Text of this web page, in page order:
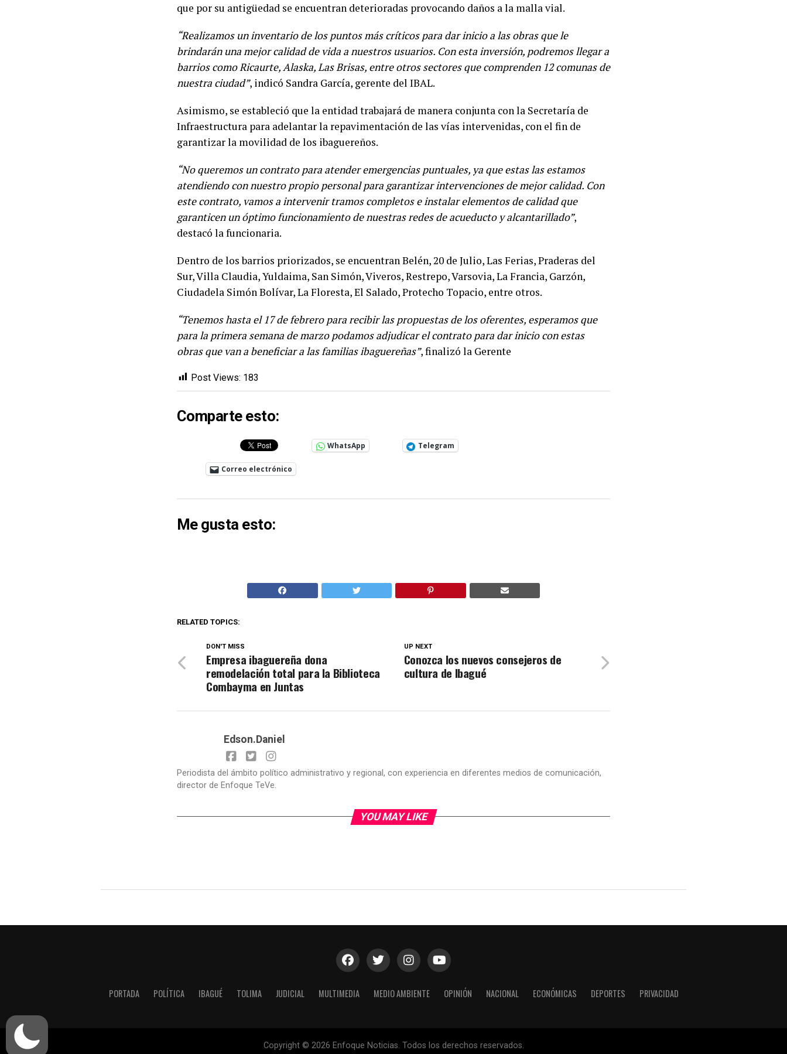
que por su antigüedad se encuentran deterioradas provocando daños a la malla vial.
“Realizamos un inventario de los puntos más críticos para dar inicio a las obras que le
brindarán una mejor calidad de vida a nuestros usuarios. Con esta inversión, podremos llegar a
barrios como Ricaurte, Alaska, Las Brisas, entre otros sectores que comprenden 12 comunas de
nuestra ciudad”, indicó Sandra García, gerente del IBAL.
Asimismo, se estableció que la entidad trabajará de manera conjunta con la Secretaría de
Infraestructura para adelantar la repavimentación de las vías intervenidas, con el fin de
garantizar la movilidad de los ibaguereños.
“No queremos un contrato para atender emergencias puntuales, ya que estas las estamos
atendiendo con nuestro propio personal para garantizar intervenciones de mejor calidad. Con
este contrato, vamos a intervenir tramos completos e instalar elementos de calidad que
garanticen un óptimo funcionamiento de nuestras redes de acueducto y alcantarillado”,
destacó la funcionaria.
Dentro de los barrios priorizados, se encuentran Belén, 20 de Julio, Las Ferias, Praderas del
Sur, Villa Claudia, Yuldaima, San Simón, Viveros, Restrepo, Varsovia, La Francia, Garzón,
Ciudadela Simón Bolívar, La Floresta, El Salado, Protecho Topacio, entre otros.
“Tenemos hasta el 17 de febrero para recibir las propuestas de los oferentes, esperamos que
para la primera semana de marzo podamos adjudicar el contrato para dar inicio con estas
obras que van a beneficiar a las familias ibaguereñas”, finalizó la Gerente
Post Views: 183
Comparte esto:
WhatsApp Telegram
Correo electrónico
Me gusta esto:
RELATED TOPICS:
UP NEXT
Conozca los nuevos consejeros de
cultura de Ibagué
DON'T MISS
Empresa ibaguereña dona
remodelación total para la Biblioteca
Combayma en Juntas
Edson.Daniel
Periodista del ámbito político administrativo y regional, con experiencia en diferentes medios de comunicación,
director de Enfoque TeVe.
YOU MAY LIKE
PORTADA POLÍTICA IBAGUÉ TOLIMA JUDICIAL MULTIMEDIA MEDIO AMBIENTE OPINIÓN NACIONAL ECONÓMICAS DEPORTES PRIVACIDAD
Copyright © 2026 Enfoque Noticias. Todos los derechos reservados.